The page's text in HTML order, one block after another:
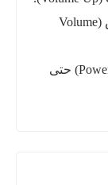
ثم اضغط وأفرج بسرعة عن زر التخفيض (Volume
أخيرًا، اضغط باستمرار على زر الطاقة (Power) حتى